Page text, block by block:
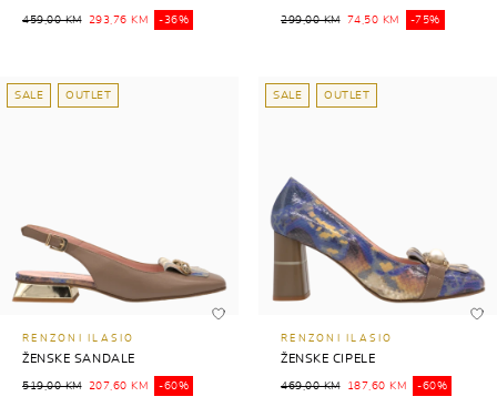
459,00 KM 293,76 KM -36% 299,00 KM 74,50 KM -75%
SALE OUTLET
RENZONI ILASIO
ŽENSKE SANDALE
519,00 KM 207,60 KM -60%
SALE OUTLET
RENZONI ILASIO
ŽENSKE CIPELE
469,00 KM 187,60 KM -60%